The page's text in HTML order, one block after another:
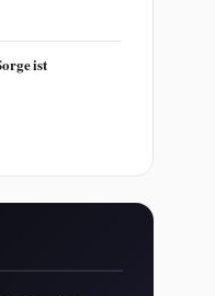
ist